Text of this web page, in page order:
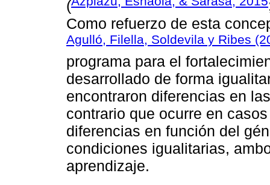
(
Como refuerzo de esta
Agulló, Filella, Soldevila y Ribes
programa para el
desarrollado de forma
encontraron diferencias en
contrario que ocurre en
diferencias en función del
condiciones igualitarias,
aprendizaje.